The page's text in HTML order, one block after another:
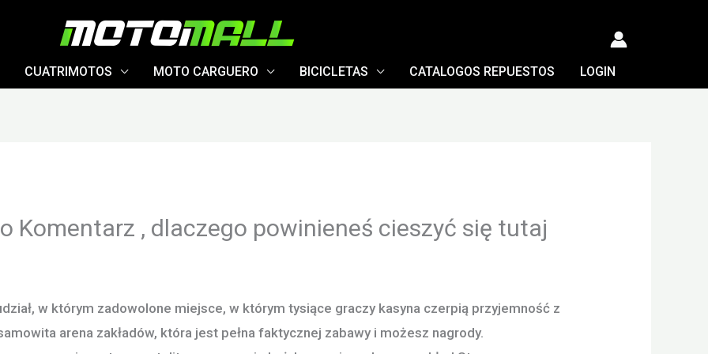
CUATRIMOTOS MOTO CARGUERO BICICLETAS CATALOGOS REPUESTOS LOGIN
Komentarz , dlaczego powinieneś cieszyć się tutaj
w którym zadowolone miejsce, w którym tysiące graczy kasyna czerpią przyjemność z
arena zakładów, która jest pełna faktycznej zabawy i możesz nagrody.